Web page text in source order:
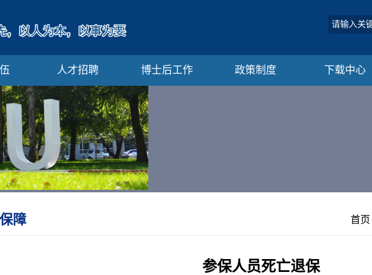
人才招聘 博士后工作 政策制度 下载中心
障 首页
参保人员死亡退保